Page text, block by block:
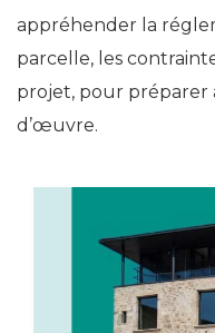
appréhender la
parcelle, les
projet, pour préparer
d’œuvre.